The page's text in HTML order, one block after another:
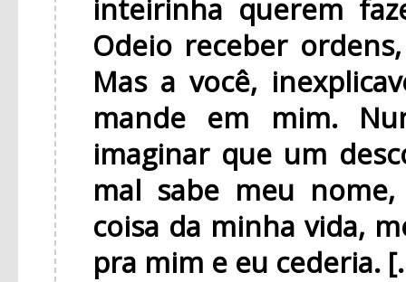
inteirinha querem
Odeio receber
Mas a você,
mande em mim.
imaginar que um
mal sabe meu
coisa da minha vida,
pra mim e eu cederia.